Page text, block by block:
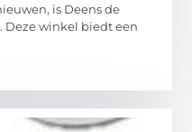
is Deens de
winkel biedt een